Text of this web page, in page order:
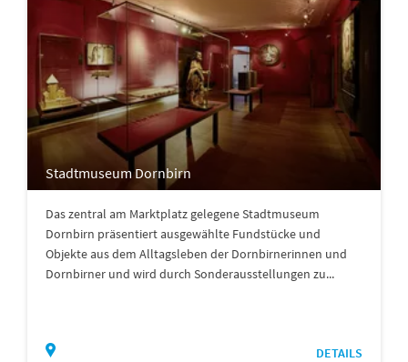
Stadtmuseum Dornbirn
Das zentral am Marktplatz gelegene Stadtmuseum
Dornbirn präsentiert ausgewählte Fundstücke und
Objekte aus dem Alltagsleben der Dornbirnerinnen und
Dornbirner und wird durch Sonderausstellungen zu...
DETAILS